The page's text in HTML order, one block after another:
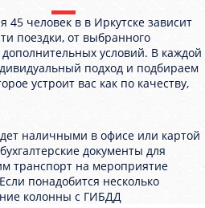
45 человек в в Иркутске зависит
поездки, от выбранного
дополнительных условий. В каждой
подход и подбираем
устроит вас как по качеству,
наличными в офисе или картой
документы для
транспорт на мероприятие
понадобится несколько
колонны с ГИБДД